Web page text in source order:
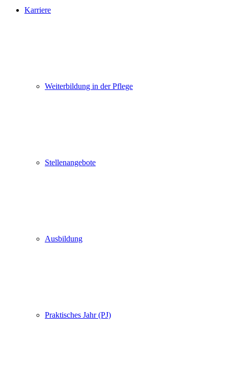
Karriere
Weiterbildung in der Pflege
Stellenangebote
Ausbildung
Praktisches Jahr (PJ)